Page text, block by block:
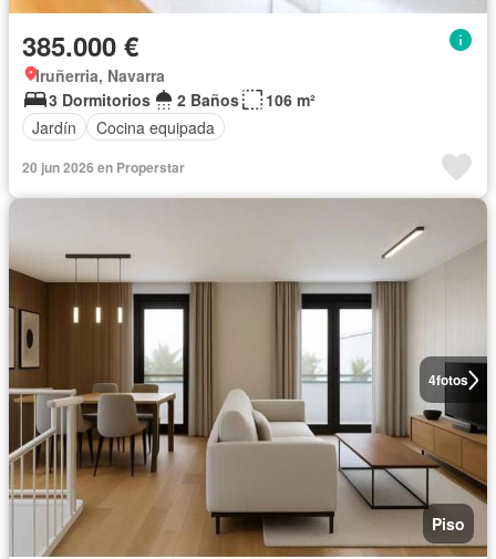
385.000 €
Iruñerria, Navarra
3 Dormitorios
2 Baños
106 m²
Jardín
Cocina equipada
20 jun 2026 en Properstar
4fotos
Piso